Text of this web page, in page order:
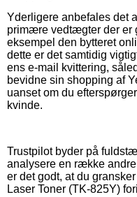
Yderligere anbefales det
primære vedtægter der er
eksempel den bytteret
dette er det samtidig
ens e-mail kvittering,
bevidne sin shopping af
uanset om du
kvinde.
Trustpilot byder på
analysere en række
er det godt, at du
Laser Toner (TK-825Y)